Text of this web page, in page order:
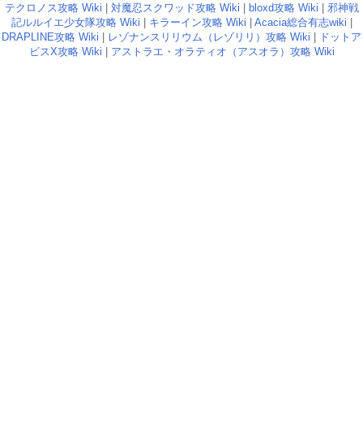
テクロノス攻略 Wiki | 対魔忍スクワッド攻略 Wiki | bloxd攻略 Wiki | 邪神戦
記ルルイエ少女隊攻略 Wiki | キラーイン攻略 Wiki | Acacia総合有志wiki |
DRAPLINE攻略 Wiki | レゾナンスリリウム（レゾリリ）攻略 Wiki | ドットア
ビスX攻略 Wiki | アストラエ・オラティオ（アスオラ）攻略 Wiki